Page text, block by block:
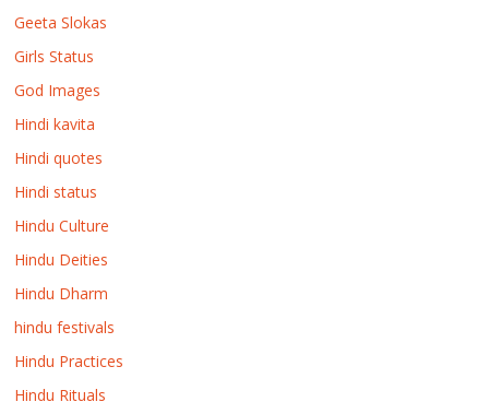
Geeta Slokas
Girls Status
God Images
Hindi kavita
Hindi quotes
Hindi status
Hindu Culture
Hindu Deities
Hindu Dharm
hindu festivals
Hindu Practices
Hindu Rituals